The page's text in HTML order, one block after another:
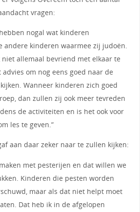
vragen:
nogal wat kinderen
andere kinderen waarmee zij judoën.
allemaal bevriend met elkaar te
om nog eens goed naar de
Wanneer kinderen zich goed
dan zullen zij ook meer tevreden
de activiteiten en is het ook voor
les te geven.”
aan daar zeker naar te zullen kijken:
met pesterijen en dat willen we
Kinderen die pesten worden
maar als dat niet helpt moet
Dat heb ik in de afgelopen